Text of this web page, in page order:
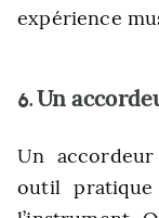
expérience
6.Un
Un
outil